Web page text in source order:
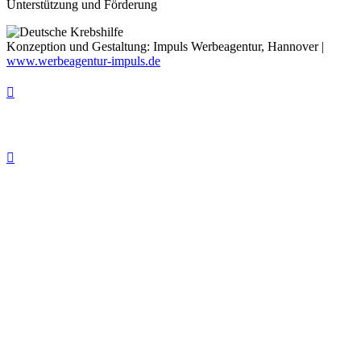
Unterstützung und Förderung
Konzeption und Gestaltung: Impuls Werbeagentur, Hannover |
www.werbeagentur-impuls.de